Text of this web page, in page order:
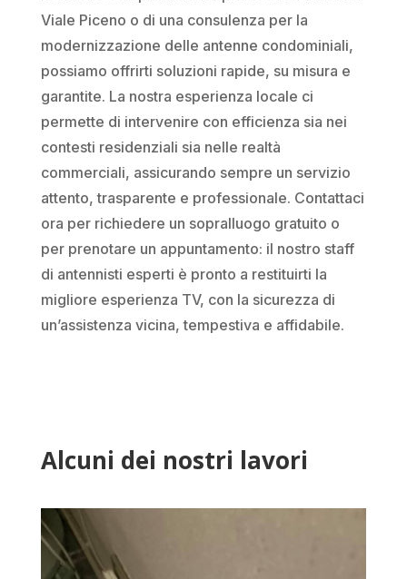
Viale Piceno o di una consulenza per la
modernizzazione delle antenne condominiali,
possiamo offrirti soluzioni rapide, su misura e
garantite. La nostra esperienza locale ci
permette di intervenire con efficienza sia nei
contesti residenziali sia nelle realtà
commerciali, assicurando sempre un servizio
attento, trasparente e professionale. Contattaci
ora per richiedere un sopralluogo gratuito o
per prenotare un appuntamento: il nostro staff
di antennisti esperti è pronto a restituirti la
migliore esperienza TV, con la sicurezza di
un’assistenza vicina, tempestiva e affidabile.
Alcuni dei nostri lavori